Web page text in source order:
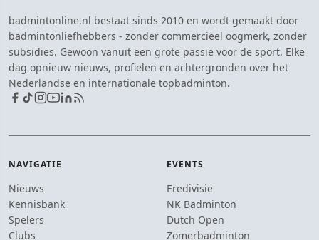
badmintonline.nl bestaat sinds 2010 en wordt gemaakt door
badmintonliefhebbers - zonder commercieel oogmerk, zonder
subsidies. Gewoon vanuit een grote passie voor de sport. Elke
dag opnieuw nieuws, profielen en achtergronden over het
Nederlandse en internationale topbadminton.
NAVIGATIE
Nieuws
Kennisbank
Spelers
Clubs
EVENTS
Eredivisie
NK Badminton
Dutch Open
Zomerbadminton